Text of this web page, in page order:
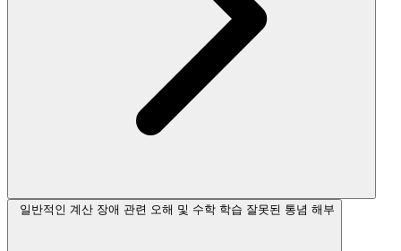
일반적인 계산 장애 관련 오해 및 수학 학습 잘못된 통념 해부